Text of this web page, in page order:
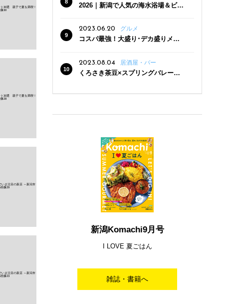
2026｜新潟で人気の海水浴場＆ビー
2023.06.20
グルメ
コスパ最強！大盛り･デカ盛りメニ
2023.08.04
居酒屋・バー
くろさき茶豆×スプリングバレー豊
新潟Komachi9月号
I LOVE 夏ごはん
雑誌・書籍へ